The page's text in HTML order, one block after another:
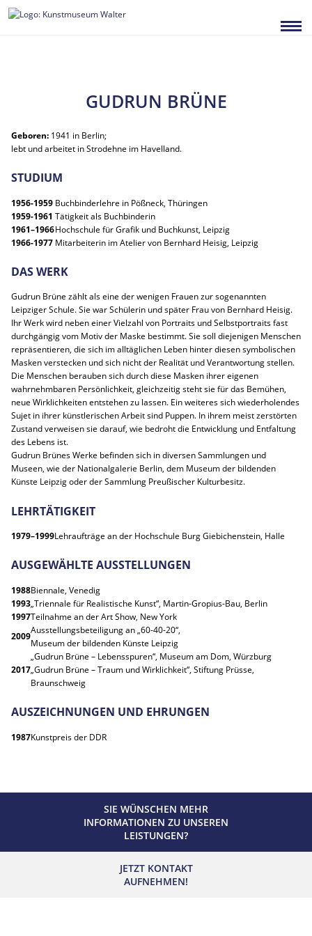
Zum
Inhalt
GUDRUN BRÜNE
Geboren: 1941 in Berlin;
lebt und arbeitet in Strodehne im Havelland.
STUDIUM
1956-1959 Buchbinderlehre in Pößneck, Thüringen
1959-1961 Tätigkeit als Buchbinderin
1961–1966Hochschule für Grafik und Buchkunst, Leipzig
1966-1977 Mitarbeiterin im Atelier von Bernhard Heisig, Leipzig
DAS WERK
Gudrun Brüne zählt als eine der wenigen Frauen zur sogenannten
Leipziger Schule. Sie war Schülerin und später Frau von Bernhard Heisig.
Ihr Werk wird neben einer Vielzahl von Portraits und Selbstportraits fast
durchgängig vom Motiv der Maske bestimmt. Sie soll diejenigen Menschen
repräsentieren, die sich im alltäglichen Leben hinter diesen symbolischen
Masken verstecken und sich nicht der Realität und Verantwortung stellen.
Die Menschen berauben sich durch diese Masken ihrer eigenen
wahrnehmbaren Persönlichkeit, gleichzeitig steht sie für das Bemühen,
neue Wirklichkeiten entstehen zu lassen. Ein weiteres sich wiederholendes
Sujet in ihrer künstlerischen Arbeit sind Puppen. In ihrem meist zerstörten
Zustand verweisen sie darauf, wie bedroht die Entwicklung und Entfaltung
des Lebens ist.
Gudrun Brünes Werke befinden sich in diversen Sammlungen und
Museen, wie der Nationalgalerie Berlin, dem Museum der bildenden
Künste Leipzig oder der Sammlung Preußischer Kulturbesitz.
LEHRTÄTIGKEIT
1979–1999Lehraufträge an der Hochschule Burg Giebichenstein, Halle
AUSGEWÄHLTE AUSSTELLUNGEN
1988Biennale, Venedig
1993„Triennale für Realistische Kunst“, Martin-Gropius-Bau, Berlin
1997Teilnahme an der Art Show, New York
2009
Ausstellungsbeteiligung an „60-40-20“,
Museum der bildenden Künste Leipzig
2017
„Gudrun Brüne – Lebensspuren“, Museum am Dom, Würzburg
„Gudrun Brüne – Traum und Wirklichkeit“, Stiftung Prüsse,
Braunschweig
AUSZEICHNUNGEN UND EHRUNGEN
1987Kunstpreis der DDR
SIE WÜNSCHEN MEHR
INFORMATIONEN ZU UNSEREN
LEISTUNGEN?
JETZT KONTAKT
AUFNEHMEN!